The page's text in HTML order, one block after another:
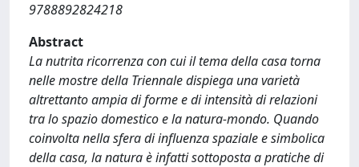
9788892824218
Abstract
La nutrita ricorrenza con cui il tema della casa torna
nelle mostre della Triennale dispiega una varietà
altrettanto ampia di forme e di intensità di relazioni
tra lo spazio domestico e la natura-mondo. Quando
coinvolta nella sfera di influenza spaziale e simbolica
della casa, la natura è infatti sottoposta a pratiche di